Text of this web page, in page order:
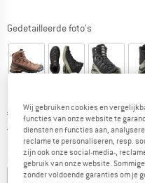
Gedetailleerde foto's
Prijs:
€ 202,35 incl. BTW
Gratis verzending(NL)
Kleur:Black / Deep Lichen Green
Wij gebruiken cookies en
functies van onze website te
diensten en functies aan,
reclame te personaliseren, resp.
zijn ook onze social-media-,
gebruik van onze website.
zonder voldoende garanties om je